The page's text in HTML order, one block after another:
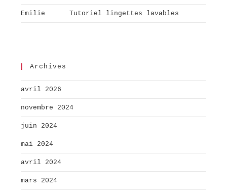
Emilie dansTutoriel lingettes lavables
Archives
avril 2026
novembre 2024
juin 2024
mai 2024
avril 2024
mars 2024